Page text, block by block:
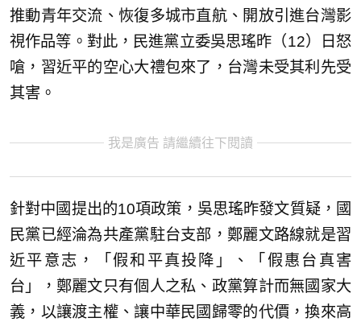
推動青年交流、恢復多城市直航、開放引進台灣影
視作品等。對此，民進黨立委吳思瑤昨（12）日怒
嗆，習近平的空心大禮包來了，台灣未受其利先受
其害。
我是廣告 請繼續往下閱讀
針對中國提出的10項政策，吳思瑤昨發文質疑，國
民黨已經淪為共產黨駐台支部，鄭麗文路線就是習
近平意志，「假和平真投降」、「假惠台真害
台」，鄭麗文只有個人之私、政黨算計而無國家大
義，以讓渡主權、讓中華民國歸零的代價，換來高